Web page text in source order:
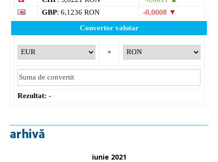
GBP: 6,1236 RON
-0,0008 ▼
Convertor valutar
»
Rezultat: -
arhivă
iunie 2021